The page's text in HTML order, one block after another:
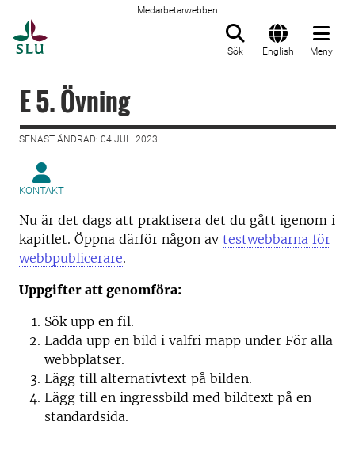
Medarbetarwebben
Sök English Meny
E 5. Övning
SENAST ÄNDRAD: 04 JULI 2023
KONTAKT
Nu är det dags att praktisera det du gått igenom i
kapitlet. Öppna därför någon av testwebbarna för
webbpublicerare.
Uppgifter att genomföra:
Sök upp en fil.
Ladda upp en bild i valfri mapp under För alla
webbplatser.
Lägg till alternativtext på bilden.
Lägg till en ingressbild med bildtext på en
standardsida.